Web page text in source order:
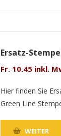
Ersatz-
Fr. 10.45 inkl.
Hier finden Sie
Green Line
WEITER